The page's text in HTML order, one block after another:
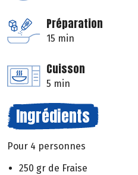
Préparation
15 min
Cuisson
5 min
Ingrédients
Pour 4 personnes
250 gr de Fraise